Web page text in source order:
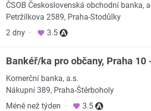
ČSOB Československá obchodní banka,
Petržílkova 2589, Praha-Stodůlky
2 dny · 3.5
Bankéř/ka pro občany, Praha 10
Komerční banka, a.s.
Nákupní 389, Praha-Štěrboholy
Méně než týden · 3.5